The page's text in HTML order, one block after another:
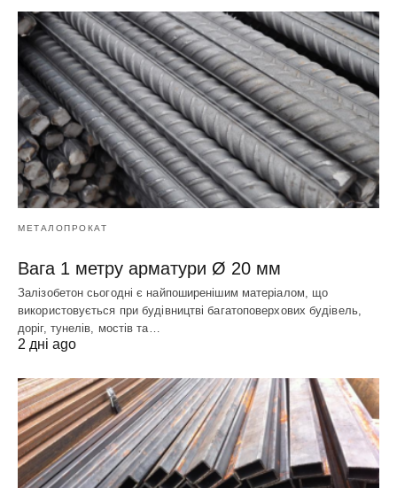
МЕТАЛОПРОКАТ
Вага 1 метру арматури Ø 20 мм
Залізобетон сьогодні є найпоширенішим матеріалом, що
використовується при будівництві багатоповерхових будівель,
доріг, тунелів, мостів та…
2 дні ago